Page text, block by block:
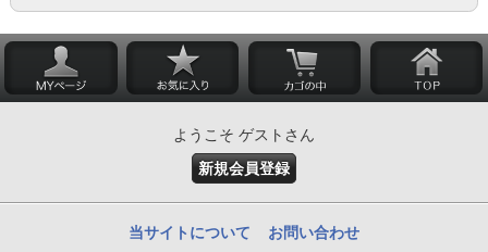
ようこそ ゲストさん
新規会員登録
当サイトについて お問い合わせ